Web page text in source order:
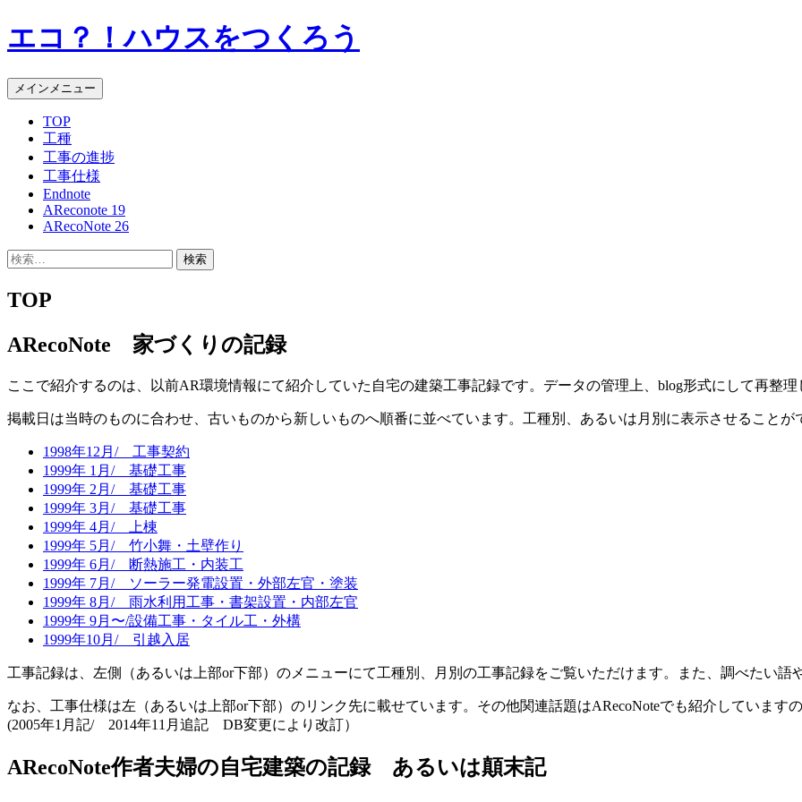
エコ？！ハウスをつくろう
検
索
メインメニュー コ
ツ
キ
ッ
プ
TOP
工種
工事の進捗
工事仕様
Endnote
AReconote 19
ARecoNote 26
検
TOP
ARecoNote 家づくりの記録
ここで紹介するのは、以前AR環境情報にて紹介していた自宅の建築工事記録です。データの管理上、blog形式にして再整理
掲載日は当時のものに合わせ、古いものから新しいものへ順番に並べています。工種別、あるいは月別に表示させることが
1998年12月/ 工事契約
1999年 1月/ 基礎工事
1999年 2月/ 基礎工事
1999年 3月/ 基礎工事
1999年 4月/ 上棟
1999年 5月/ 竹小舞・土壁作り
1999年 6月/ 断熱施工・内装工
1999年 7月/ ソーラー発電設置・外部左官・塗装
1999年 8月/ 雨水利用工事・書架設置・内部左官
1999年 9月〜/設備工事・タイル工・外構
1999年10月/ 引越入居
工事記録は、左側（あるいは上部or下部）のメニューにて工種別、月別の工事記録をご覧いただけます。また、調べたい語
なお、工事仕様は左（あるいは上部or下部）のリンク先に載せています。その他関連話題はARecoNoteでも紹介しています
(2005年1月記/ 2014年11月追記 DB変更により改訂）
ARecoNote作者夫婦の自宅建築の記録 あるいは顛末記